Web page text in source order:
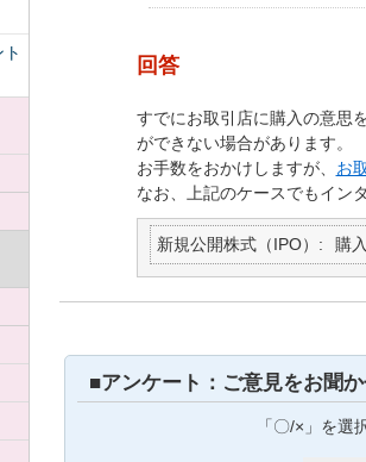
回答
すでにお取引店に購入の意思
ができない場合があります。
お手数をおかけしますが、 お
なお、上記のケースでもイン
新規公開株式（IPO） 購
■アンケート：ご意見をお聞
「〇/×」を選